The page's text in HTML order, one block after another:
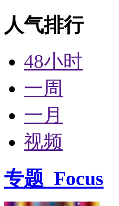
人气排行
48小时
一周
一月
视频
专题 Focus